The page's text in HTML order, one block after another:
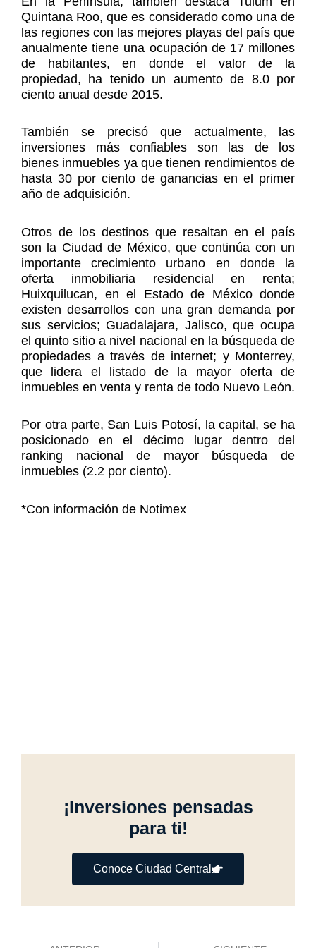
Quintana Roo, que es considerado como una de
las regiones con las mejores playas del país que
anualmente tiene una ocupación de 17 millones
de habitantes, en donde el valor de la
propiedad, ha tenido un aumento de 8.0 por
ciento anual desde 2015.
También se precisó que actualmente, las
inversiones más confiables son las de los
bienes inmuebles ya que tienen rendimientos de
hasta 30 por ciento de ganancias en el primer
año de adquisición.
Otros de los destinos que resaltan en el país
son la Ciudad de México, que continúa con un
importante crecimiento urbano en donde la
oferta inmobiliaria residencial en renta;
Huixquilucan, en el Estado de México donde
existen desarrollos con una gran demanda por
sus servicios; Guadalajara, Jalisco, que ocupa
el quinto sitio a nivel nacional en la búsqueda de
propiedades a través de internet; y Monterrey,
que lidera el listado de la mayor oferta de
inmuebles en venta y renta de todo Nuevo León.
Por otra parte, San Luis Potosí, la capital, se ha
posicionado en el décimo lugar dentro del
ranking nacional de mayor búsqueda de
inmuebles (2.2 por ciento).
*Con información de Notimex
¡Inversiones pensadas
para ti!
Conoce Ciudad Central